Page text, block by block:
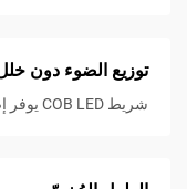
توزيع الضوء دون
شريط COB LED يوفر إضاءة مستمرة خالية من الفجوات.